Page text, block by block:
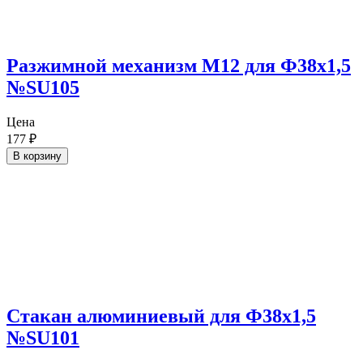
Разжимной механизм М12 для Ф38х1,5
№SU105
Цена
177 ₽
В корзину
Cтакан алюминиевый для Ф38х1,5
№SU101